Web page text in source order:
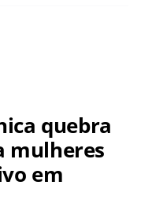
quebra
mulheres
em